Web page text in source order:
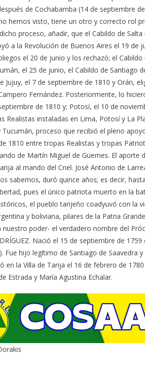
de Cochabamba (14 de septiembre
hemos visto, tiene un otro y correcto rol
proceso, añadir, que el Cabildo de
a la Revolución de Buenos Aires el 19 de
el 20 de junio y los rechazó; el
el 25 de junio, el Cabildo de Santiago
Jujuy, el 7 de septiembre de 1810 y Orán,
Fernández. Posteriormente, lo
de 1810 y; Potosí, el 10 de
Realistas instaladas en Lima, Potosí y La
Tucumán, proceso que recibió el pleno
1810 entre tropas Realistas y tropas
de Martín Miguel de Güemes. El aporte
al mando del Cnel. José Antonio de
sabemos, duró quince años; es decir,
pues el único patriota muerto en la
el pueblo tarijeño coadyuvó con la
y boliviana, pilares de la Patria
poder- el verdadero nombre del
Nació el 15 de septiembre de
Fue hijo legítimo de Santiago de Saavedra y
en la Villa de Tarija el 16 de febrero de
Estrada y María Agustina Echalar.